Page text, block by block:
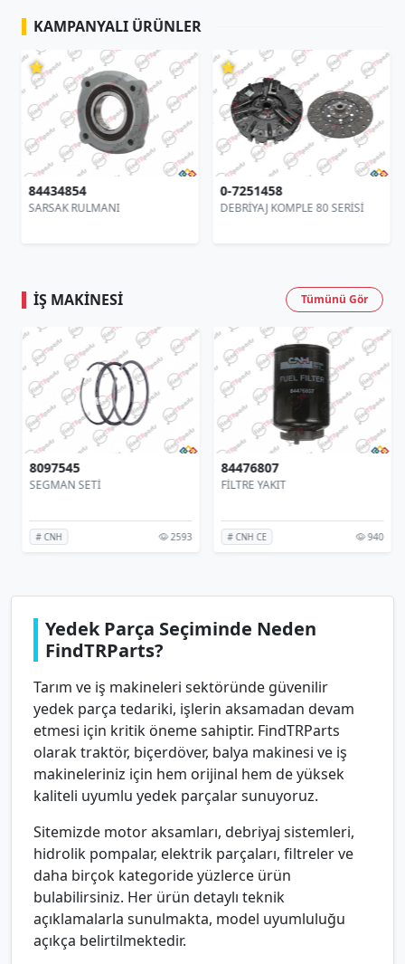
KAMPANYALI ÜRÜNLER
⭐
84434854
SARSAK RULMANI
⭐
0-7251458
DEBRİYAJ KOMPLE 80 SERİSİ
İŞ MAKINESI Tümünü Gör
8097545
SEGMAN SETİ
# CNH 2593
84476807
FİLTRE YAKIT
# CNH CE 940
Yedek Parça Seçiminde Neden
FindTRParts?
Tarım ve iş makineleri sektöründe güvenilir
yedek parça tedariki, işlerin aksamadan devam
etmesi için kritik öneme sahiptir. FindTRParts
olarak traktör, biçerdöver, balya makinesi ve iş
makineleriniz için hem orijinal hem de yüksek
kaliteli uyumlu yedek parçalar sunuyoruz.
Sitemizde motor aksamları, debriyaj sistemleri,
hidrolik pompalar, elektrik parçaları, filtreler ve
daha birçok kategoride yüzlerce ürün
bulabilirsiniz. Her ürün detaylı teknik
açıklamalarla sunulmakta, model uyumluluğu
açıkça belirtilmektedir.